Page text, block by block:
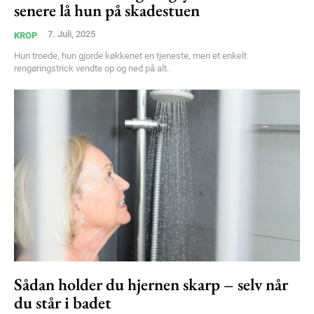
senere lå hun på skadestuen
KROP 7. Juli, 2025
Hun troede, hun gjorde køkkenet en tjeneste, men et enkelt
rengøringstrick vendte op og ned på alt.
Sådan holder du hjernen skarp – selv når
du står i badet